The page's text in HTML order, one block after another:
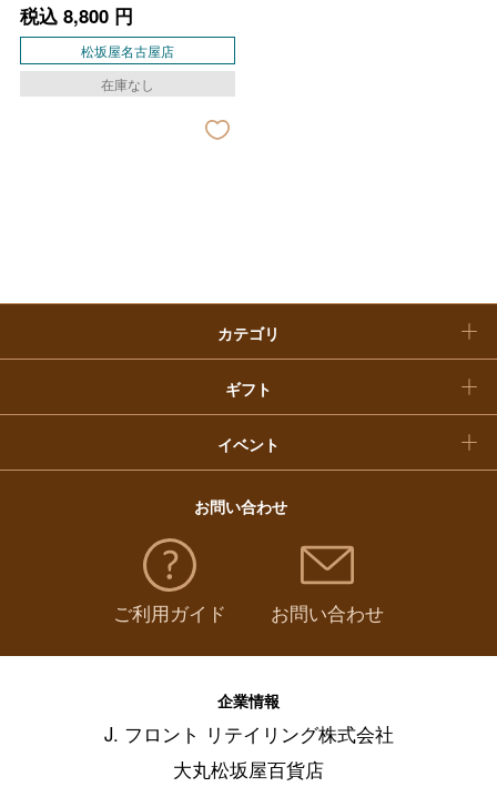
税込 8,800円
松坂屋名古屋店
在庫なし
カテゴリ
ホーム＆インテリア
ベビー＆キッズ
ギフト
結婚内祝い
お香典返し
イベント
お中元
敬老の日
福袋
お問い合わせ
ご利用ガイド お問い合わせ
企業情報
J. フロント リテイリング株式会社
大丸松坂屋百貨店